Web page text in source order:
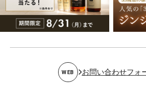
WEB お問い合わせフォ